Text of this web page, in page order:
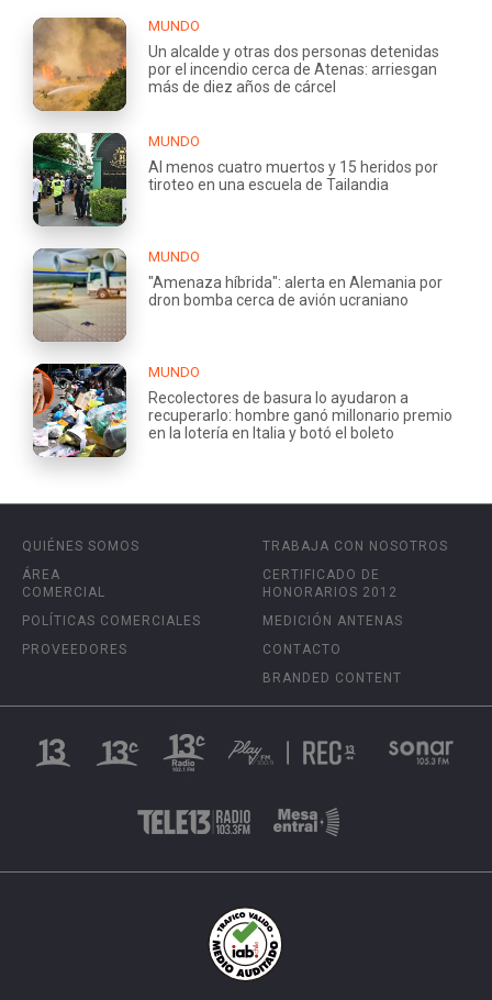
MUNDO
Un alcalde y otras dos personas detenidas
por el incendio cerca de Atenas: arriesgan
más de diez años de cárcel
MUNDO
Al menos cuatro muertos y 15 heridos por
tiroteo en una escuela de Tailandia
MUNDO
"Amenaza híbrida": alerta en Alemania por
dron bomba cerca de avión ucraniano
MUNDO
Recolectores de basura lo ayudaron a
recuperarlo: hombre ganó millonario premio
en la lotería en Italia y botó el boleto
QUIÉNES SOMOS
ÁREA
COMERCIAL
POLÍTICAS COMERCIALES
PROVEEDORES
TRABAJA CON NOSOTROS
CERTIFICADO DE
HONORARIOS 2012
MEDICIÓN ANTENAS
CONTACTO
BRANDED CONTENT